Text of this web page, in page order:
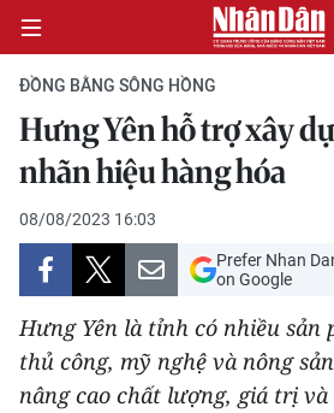
CHÍNH TRỊ
KINH TẾ
VĂN HÓA
XÃ HỘI
PHÁP LUẬT
ĐỒNG BẰNG SÔNG HỒNG
Hưng Yên hỗ trợ xây
nhãn hiệu hàng hóa
08/08/2023 16:03
Prefer Nhan
on Google
Hưng Yên là tỉnh có nhiều sản
thủ công, mỹ nghệ và nông
nâng cao chất lượng, giá trị